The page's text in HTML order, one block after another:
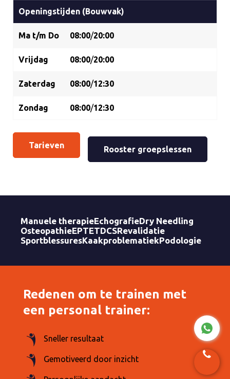
Openingstijden (Bouwvak)
Ma t/m Do 08:00/20:00
Vrijdag 08:00/20:00
Zaterdag 08:00/12:30
Zondag 08:00/12:30
Tarieven Rooster groepslessen
Manuele therapieEchografieDry Needling
OsteopathieEPTETDCSRevalidatie
SportblessuresKaakproblematiekPodologie
Redenen om te trainen met
een personal trainer:
Sneller resultaat
Gemotiveerd door inzicht